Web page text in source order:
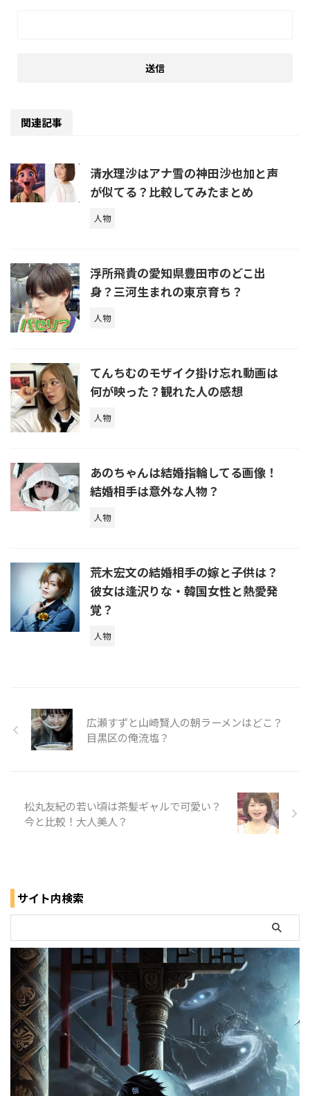
関連記事
清水理沙はアナ雪の神田沙也加と声
が似てる？比較してみたまとめ
人物
浮所飛貴の愛知県豊田市のどこ出
身？三河生まれの東京育ち？
人物
てんちむのモザイク掛け忘れ動画は
何が映った？観れた人の感想
人物
あのちゃんは結婚指輪してる画像！
結婚相手は意外な人物？
人物
荒木宏文の結婚相手の嫁と子供は？
彼女は逢沢りな・韓国女性と熱愛発
覚？
人物
広瀬すずと山崎賢人の朝ラーメンはどこ？
目黒区の俺流塩？
松丸友紀の若い頃は茶髪ギャルで可愛い？
今と比較！大人美人？
サイト内検索